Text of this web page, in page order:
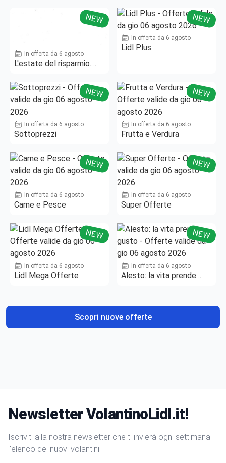
NEW
In offerta da 6 agosto
L'estate del risparmio.
NEW
In offerta da 6 agosto
Lidl Plus
NEW
In offerta da 6 agosto
Sottoprezzi
NEW
In offerta da 6 agosto
Frutta e Verdura
NEW
In offerta da 6 agosto
Carne e Pesce
NEW
In offerta da 6 agosto
Super Offerte
NEW
In offerta da 6 agosto
Lidl Mega Offerte
NEW
In offerta da 6 agosto
Alesto: la vita prende
Scopri nuove offerte
Newsletter VolantinoLidl.it!
Iscriviti alla nostra newsletter che ti invierà ogni settimana
l'elenco dei nuovi volantini!